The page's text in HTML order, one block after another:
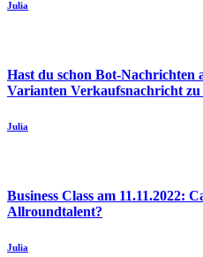
Julia
Hast du schon Bot-Nachrichten
Varianten Verkaufsnachricht zu
Julia
Business Class am 11.11.2022:
Allroundtalent?
Julia